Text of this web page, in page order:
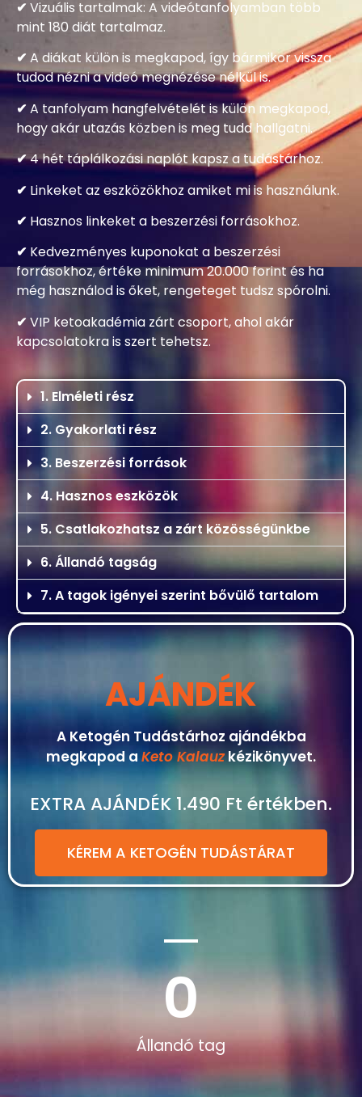
✔ 2 óra 30 perc videóanyagot Rácz Andrással.
Vizuális tartalmak: A videótanfolyamban több
mint 180 diát tartalmaz.
A diákat külön is megkapod, így bármikor vissza
tudod nézni a videó megnézése nélkül is.
A tanfolyam hangfelvételét is külön megkapod,
hogy akár utazás közben is meg tudd hallgatni.
✔ 4 hét táplálkozási naplót kapsz a tudástárhoz.
✔ Linkeket az eszközökhoz amiket mi is használunk.
✔ Hasznos linkeket a beszerzési forrásokhoz.
✔Kedvezményes kuponokat a beszerzési
még használod is őket, rengeteget tudsz spórolni.
VIP ketoakadémia zárt csoport, ahol akár
kapcsolatokra is szert tehetsz.
1. Elméleti rész
2. Gyakorlati rész
3. Beszerzési források
4. Hasznos eszközök
5. Csatlakozhatsz a zárt közösségünkbe
6. Állandó tagság
7. A tagok igényei szerint bővülő tartalom
AJÁNDÉK
A Ketogén Tudástárhoz ajándékba
megkapod a
Keto Kalauz kézikönyvet.
EXTRA AJÁNDÉK 1.490 Ft értékben.
KÉREM A KETOGÉN TUDÁSTÁRAT
Állandó tag
0